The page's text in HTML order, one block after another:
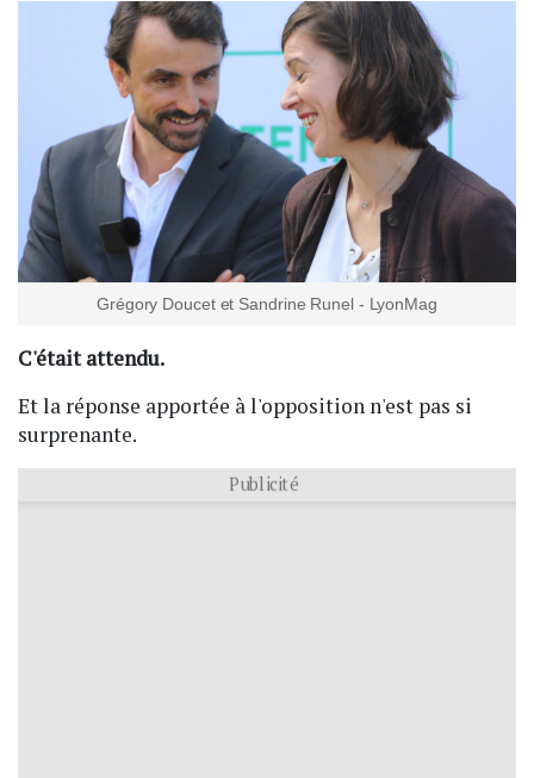
Grégory Doucet et Sandrine Runel - LyonMag
C'était attendu.
Et la réponse apportée à l'opposition n'est pas si
surprenante.
Publicité